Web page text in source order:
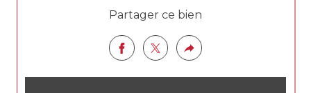
Partager ce bien